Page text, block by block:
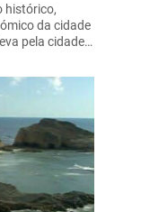
histórico,
da cidade
pela cidade…